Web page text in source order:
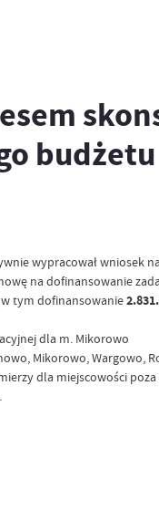
wypracował wniosek
na dofinansowanie
tym dofinansowanie
dla m. Mikorowo
Mikorowo, Wargowo,
dla miejscowości poza